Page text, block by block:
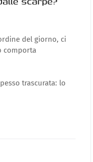
del giorno, ci
comporta
trascurata: lo